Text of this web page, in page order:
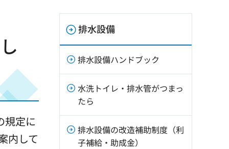
規定に
内して
排水設備
排水設備ハンドブック
水洗トイレ・排水管がつまっ
たら
排水設備の改造補助制度（利
子補給・助成金）